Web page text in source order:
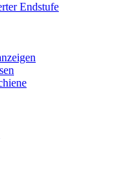
Endstufe